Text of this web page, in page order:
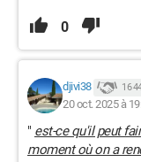
0
djivi38 16
20 oct. 2025 à
" est-ce qu'il peut
moment où on a